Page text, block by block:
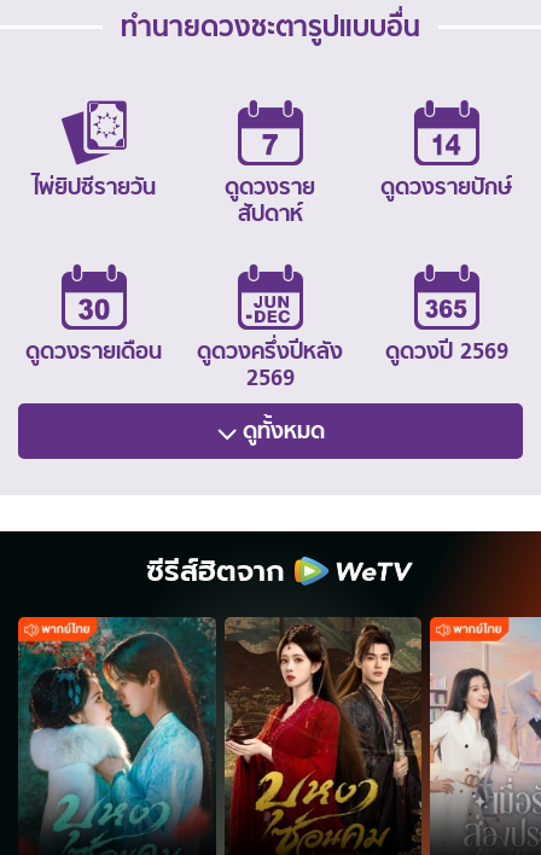
ทำนายดวงชะตารูปแบบอื่น
ไพ่ยิปซีรายวัน
ดูดวงราย
สัปดาห์
ดูดวงรายปักษ์
ดูดวงรายเดือน
ดูดวงครึ่งปีหลัง
2569
ดูดวงปี 2569
ดูทั้งหมด
ซีรีส์ฮิตจาก